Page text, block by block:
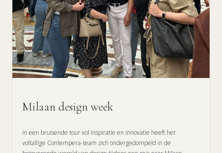
Milaan design week
In een bruisende tour vol inspiratie en innovatie heeft het
voltallige Contempera-team zich ondergedompeld in de